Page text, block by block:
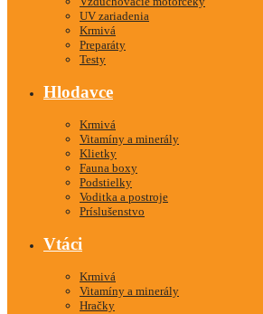
UV zariadenia
Krmivá
Preparáty
Testy
Hlodavce
Krmivá
Vitamíny a minerály
Klietky
Fauna boxy
Podstielky
Voditka a postroje
Príslušenstvo
Vtáci
Krmivá
Vitamíny a minerály
Hračky